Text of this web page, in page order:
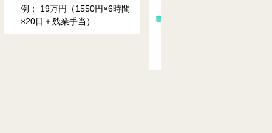
休憩)
時給： ￥1400～￥1813